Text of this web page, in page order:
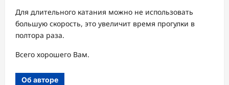
Для длительного катания можно не использовать
большую скорость, это увеличит время прогулки в
полтора раза.
Всего хорошего Вам.
Об авторе